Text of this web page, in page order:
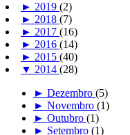
► 2019 (2)
► 2018 (7)
► 2017 (16)
► 2016 (14)
► 2015 (40)
▼ 2014 (28)
► Dezembro (5)
► Novembro (1)
► Outubro (1)
► Setembro (1)